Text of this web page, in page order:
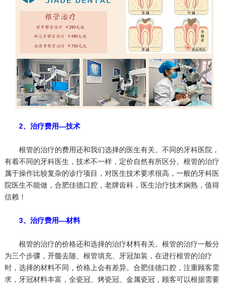
2、治疗费用—技术
根管的治疗的费用还和我们选择的医生有关。不同的牙科医院，
有着不同的牙科医生，技术不一样，定价自然有所区分。根管的治疗
属于操作比较复杂的诊疗项目，对医生技术要求很高，一般的牙科医
院医生不能做，合肥佳德口腔，老牌齿科，医生治疗技术娴熟，值得
信赖！
3、治疗费用—材料
根管的治疗的价格还和选择的治疗材料有关。根管的治疗一般分
为三个步骤，开髓去随、根管填充、牙冠加装，在进行根管的治疗
时，选择的材料不同，价格上会有差异。合肥佳德口腔，注重顾客需
求，牙冠材料丰富，全瓷冠、烤瓷冠、金属瓷冠，顾客可以根据需要